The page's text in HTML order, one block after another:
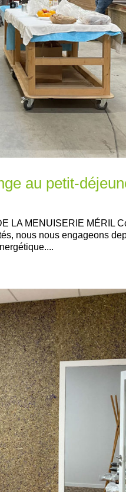
au petit-
LA MENUISERIE MÉRIL
nous nous engageons